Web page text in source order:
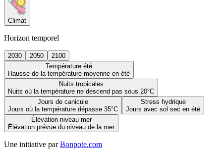
Climat
Horizon temporel
2030 2050
2100
Température été
Hausse de la température moyenne en été
Nuits tropicales
Nuits où la température ne descend pas sous 20°C
Jours de canicule
Jours où la température dépasse 35°C
Stress hydrique
Jours avec sol sec en été
Élévation niveau mer
Élévation prévue du niveau de la mer
Une initiative par Bonpote.com